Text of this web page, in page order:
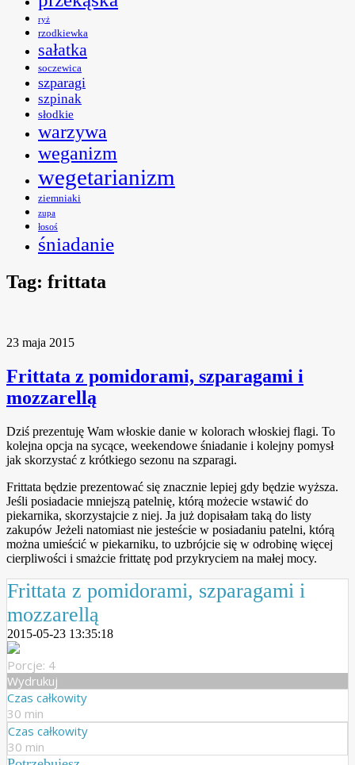
ryż
rzodkiewka
sałatka
soczewica
szparagi
szpinak
słodkie
warzywa
weganizm
wegetarianizm
ziemniaki
zupa
łosoś
śniadanie
Tag: frittata
23 maja 2015
Frittata z pomidorami, szparagami i
mozzarellą
Dziś prezentuję Wam włoskie danie w kolorach włoskiej flagi. To
kolejna opcja na sycące, weekendowe śniadanie i kolejny pomysł
jak skorzystać z krótkiego sezonu na szparagi.
Frittata będzie prezentować się znacznie lepiej gdy będzie wyższa.
Jeśli posiadacie mniejszą patelnię, którą możecie wstawić do
piekarnika, skorzystajcie z niej. Ja już dopisałam taką do listy
zakupów Jeżeli natomiast nie jesteście w posiadaniu patelni, którą
można umieścić w piekarniku, to uzbrójcie się w odrobinę więcej
cierpliwości i smażcie frittatę pod przykryciem na małej mocy.
Frittata z pomidorami, szparagami i
mozzarellą
2015-05-23 13:35:18
Porcje: 4
Wydrukuj
Czas całkowity
30 min
Czas całkowity
30 min